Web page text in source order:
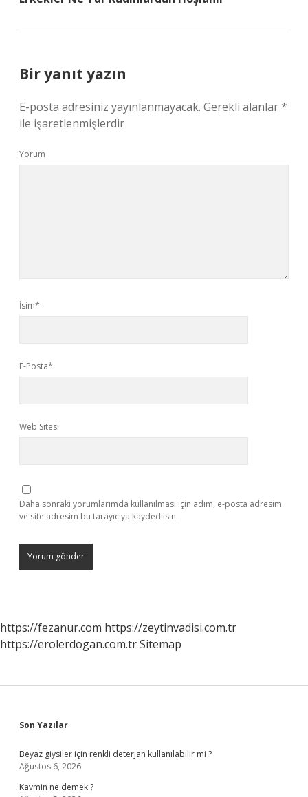
Bir yanıt yazın
E-posta adresiniz yayınlanmayacak. Gerekli alanlar*
ile işaretlenmişlerdir
Yorum
İsim*
E-Posta*
Web Sitesi
Daha sonraki yorumlarımda kullanılması için adım, e-posta adresim
ve site adresim bu tarayıcıya kaydedilsin.
https://fezanur.com https://zeytinvadisi.com.tr
https://erolerdogan.com.trSitemap
Sidebar
Son Yazılar
Beyaz giysiler için renkli deterjan kullanılabilir mi ?
Ağustos 6, 2026
Kavmin ne demek ?